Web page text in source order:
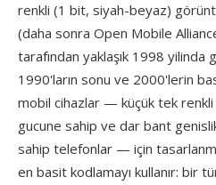
renkli (1 bit, siyah-beyaz)
(daha sonra Open Mobile
tarafından yaklaşık 1998
1990'ların sonu ve 2000'lerin
mobil cihazlar — küçük tek
gucune sahip ve dar bant
sahip telefonlar — için
en basit kodlamayı kullanır: bir